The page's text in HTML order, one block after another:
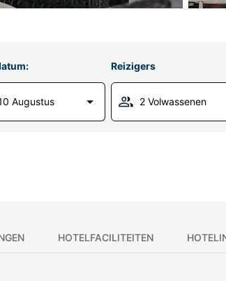
Augustus
Reizigers
2 Volwassenen
HOTELFACILITEITEN